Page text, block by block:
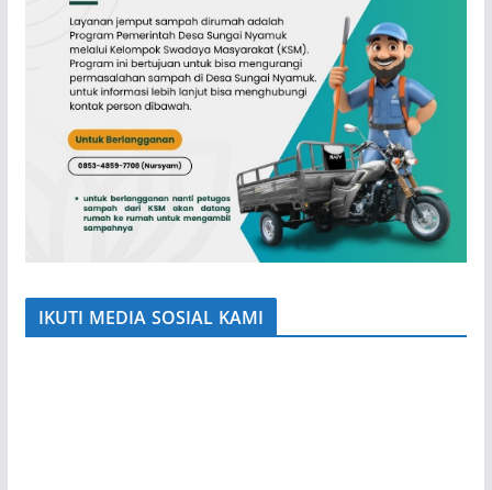
IKUTI MEDIA SOSIAL KAMI